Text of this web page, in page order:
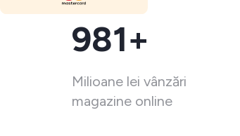
981+
Milioane lei vânzări
magazine online